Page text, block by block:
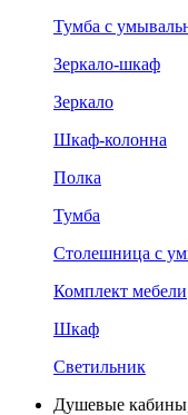
Тумба с
Зеркало-шкаф
Зеркало
Шкаф-колонна
Полка
Тумба
Столешница с
Комплект мебели
Шкаф
Светильник
Душевые